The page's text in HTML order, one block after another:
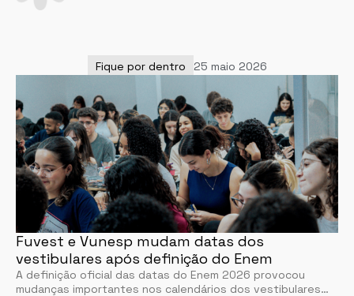
Fique por dentro 25 maio 2026
Fuvest e Vunesp mudam datas dos
vestibulares após definição do Enem
A definição oficial das datas do Enem 2026 provocou
mudanças importantes nos calendários dos vestibulares…